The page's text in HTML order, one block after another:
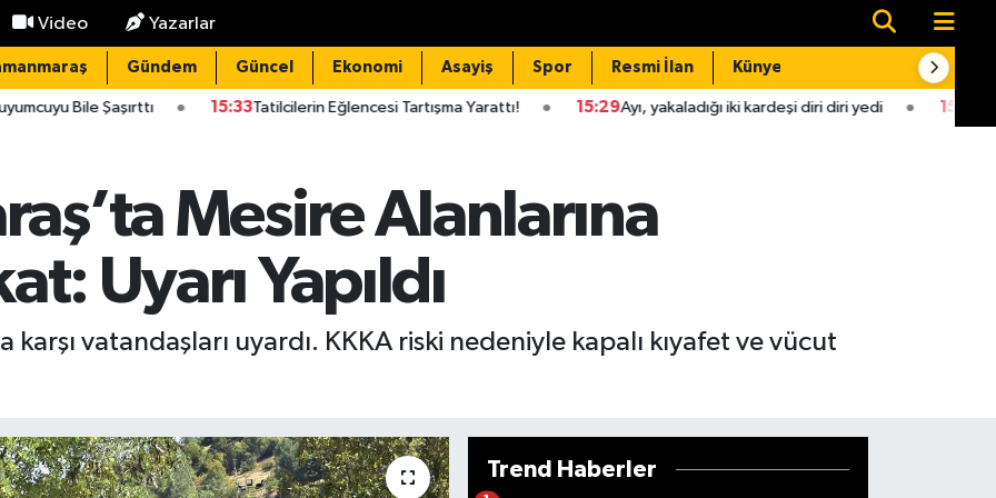
Video Yazarlar
Gündem Güncel Ekonomi Asayiş Spor Resmi İlan Künye
15:33Tatilcilerin Eğlencesi Tartışma Yarattı! 15:29Ayı, yakaladığı iki kardeşi diri diri yedi 15:28İlaçlamadan
Mesire Alanlarına
Uyarı Yapıldı
vatandaşları uyardı. KKKA riski nedeniyle kapalı kıyafet ve vücut
Trend Haberler